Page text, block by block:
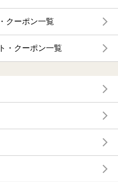
クーポン一覧
・クーポン一覧